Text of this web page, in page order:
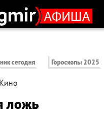
сегодня Гороскопы 2025
Кино
ложь